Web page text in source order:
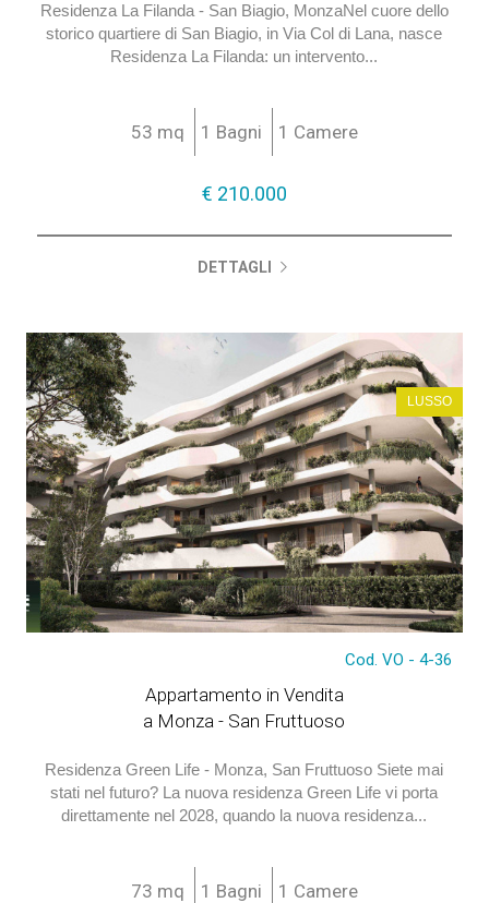
Residenza La Filanda - San Biagio, MonzaNel cuore dello
storico quartiere di San Biagio, in Via Col di Lana, nasce
Residenza La Filanda: un intervento...
53 mq 1 Bagni 1 Camere
€ 210.000
DETTAGLI
LUSSO
Cod. VO - 4-36
Appartamento in Vendita
a Monza - San Fruttuoso
Residenza Green Life - Monza, San Fruttuoso Siete mai
stati nel futuro? La nuova residenza Green Life vi porta
direttamente nel 2028, quando la nuova residenza...
73 mq 1 Bagni 1 Camere